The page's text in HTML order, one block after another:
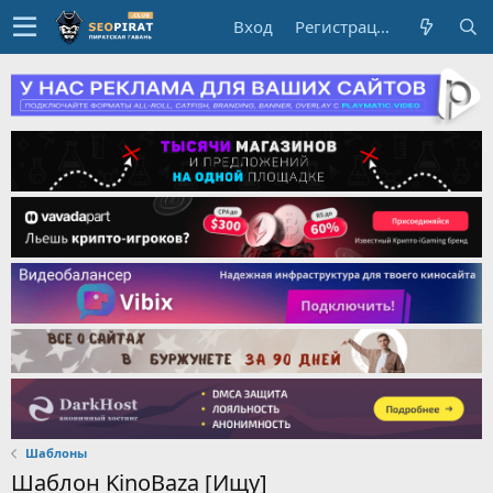
Вход Регистрация
Шаблоны
Шаблон KinoBaza [Ищу]